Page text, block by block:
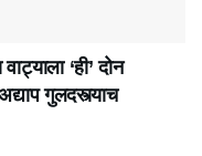
‘ही’ दोन
गुलदस्त्याच